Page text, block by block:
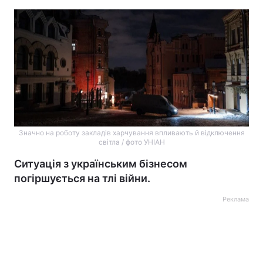
Значно на роботу закладів харчування впливають й відключення
світла / фото УНІАН
Ситуація з українським бізнесом
погіршується на тлі війни.
Реклама